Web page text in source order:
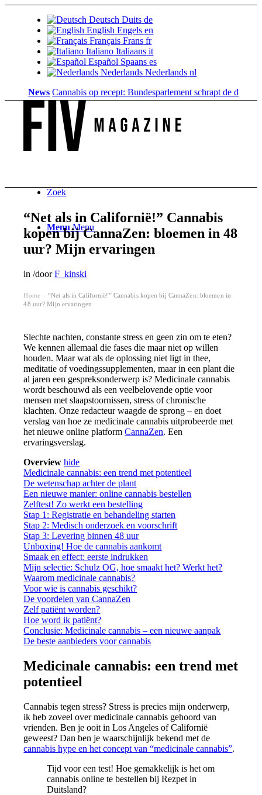
Deutsch Duits de
English Engels en
Français Frans fr
Italiano Italiaans it
Español Spaans es
Nederlands Nederlands nl
Cannabis op recept: Bundesparlement schrapt de dekking...
Zoek
Menu Menu
“Net als in Californië!” Cannabis
kopen bij CannaZen: bloemen in 48
uur? Mijn ervaringen
in/doorF_kinski
Home
“Net als in Californië!” Cannabis kopen bij CannaZen: bloemen in
48 uur? Mijn ervaringen
Slechte nachten, constante stress en geen zin om te eten?
We kennen allemaal die fases die maar niet op willen
houden. Maar wat als de oplossing niet ligt in thee,
meditatie of voedingssupplementen, maar in een plant die
al jaren een gespreksonderwerp is? Medicinale cannabis
wordt beschouwd als een veelbelovende optie voor
mensen met slaapstoornissen, stress of chronische
klachten. Onze redacteur waagde de sprong – en doet
verslag van hoe ze medicinale cannabis uitprobeerde met
het nieuwe online platformCannaZen. Een
ervaringsverslag.
Overview hide
Medicinale cannabis: een trend met potentieel
De wetenschap achter de plant
Een nieuwe manier: online cannabis bestellen
Zelftest! Zo werkt een bestelling
Stap 1: Registratie en behandeling starten
Stap 2: Medisch onderzoek en voorschrift
Stap 3: Levering binnen 48 uur
Unboxing! Hoe de cannabis aankomt
Smaak en effect: eerste indrukken
Mijn selectie: Schulz OG, hoe smaakt het? Werkt het?
Waarom medicinale cannabis?
Voor wie is cannabis geschikt?
De voordelen van CannaZen
Zelf patiënt worden?
Hoe word ik patiënt?
Conclusie: Medicinale cannabis – een nieuwe aanpak
De beste aanbieders voor cannabis
Medicinale cannabis: een trend met
potentieel
Cannabis tegen stress? Stress is precies mijn onderwerp,
ik heb zoveel over medicinale cannabis gehoord van
vrienden. Ben je ooit in Los Angeles of Californië
geweest? Dan ben je waarschijnlijk bekend met de
cannabis hype en het concept van “medicinale cannabis”.
Tijd voor een test! Hoe gemakkelijk is het om
cannabis online te bestellen bij Rezpet in
Duitsland?